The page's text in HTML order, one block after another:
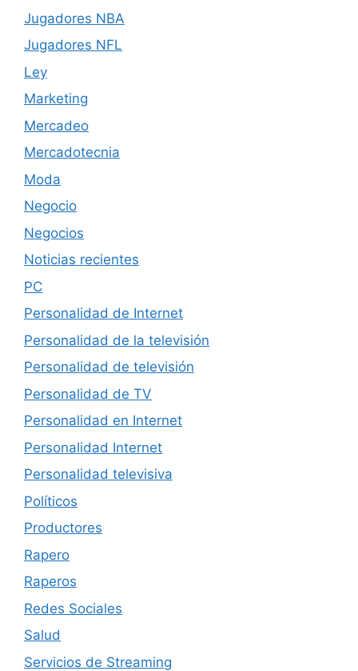
Jugadores NBA
Jugadores NFL
Ley
Marketing
Mercadeo
Mercadotecnia
Moda
Negocio
Negocios
Noticias recientes
PC
Personalidad de Internet
Personalidad de la televisión
Personalidad de televisión
Personalidad de TV
Personalidad en Internet
Personalidad Internet
Personalidad televisiva
Políticos
Productores
Rapero
Raperos
Redes Sociales
Salud
Servicios de Streaming